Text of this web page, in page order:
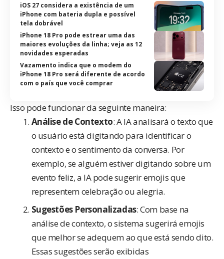
iOS 27 considera a existência de um
iPhone com bateria dupla e possível
tela dobrável
iPhone 18 Pro pode estrear uma das
maiores evoluções da linha; veja as 12
novidades esperadas
Vazamento indica que o modem do
iPhone 18 Pro será diferente de acordo
com o país que você comprar
Isso pode funcionar da seguinte maneira:
Análise de Contexto: A IA analisará o texto que
o usuário está digitando para identificar o
contexto e o sentimento da conversa. Por
exemplo, se alguém estiver digitando sobre um
evento feliz, a IA pode sugerir emojis que
representem celebração ou alegria.
Sugestões Personalizadas: Com base na
análise de contexto, o sistema sugerirá emojis
que melhor se adequem ao que está sendo dito.
Essas sugestões serão exibidas